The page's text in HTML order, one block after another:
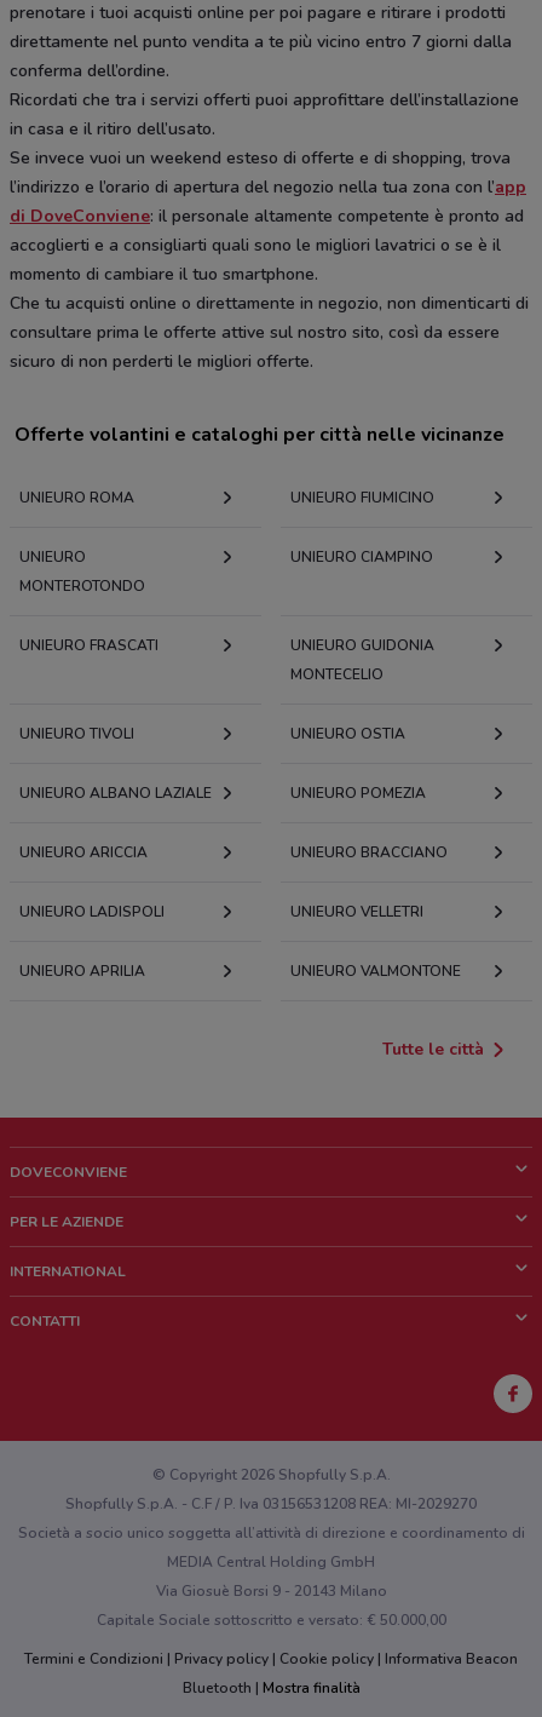
prenotare i tuoi acquisti online per poi pagare e ritirare i prodotti
direttamente nel punto vendita a te più vicino entro 7 giorni dalla
conferma dell’ordine.
Ricordati che tra i servizi offerti puoi approfittare dell’installazione
in casa e il ritiro dell’usato.
Se invece vuoi un weekend esteso di offerte e di shopping, trova
l’indirizzo e l’orario di apertura del negozio nella tua zona con l’app
di DoveConviene: il personale altamente competente è pronto ad
accoglierti e a consigliarti quali sono le migliori lavatrici o se è il
momento di cambiare il tuo smartphone.
Che tu acquisti online o direttamente in negozio, non dimenticarti di
consultare prima le offerte attive sul nostro sito, così da essere
sicuro di non perderti le migliori offerte.
Offerte volantini e cataloghi per città nelle vicinanze
UNIEURO ROMA UNIEURO FIUMICINO
UNIEURO
MONTEROTONDO
UNIEURO CIAMPINO
UNIEURO FRASCATI
UNIEURO GUIDONIA
MONTECELIO
UNIEURO TIVOLI UNIEURO OSTIA
UNIEURO ALBANO LAZIALE UNIEURO POMEZIA
UNIEURO ARICCIA UNIEURO BRACCIANO
UNIEURO LADISPOLI UNIEURO VELLETRI
UNIEURO APRILIA UNIEURO VALMONTONE
Tutte le città
DOVECONVIENE
Chi siamo
Lavora con noi
PER LE AZIENDE
Richieste commerciali e marketing
INTERNATIONAL
CONTATTI
Hai un malfunzionamento sul web o sull'app?
© Copyright 2026 Shopfully S.p.A.
Shopfully S.p.A. - C.F / P. Iva 03156531208 REA: MI-2029270
Società a socio unico soggetta all’attività di direzione e coordinamento di
MEDIA Central Holding GmbH
Via Giosuè Borsi 9 - 20143 Milano
Capitale Sociale sottoscritto e versato: € 50.000,00
Termini e Condizioni
Privacy policy Cookie policy
Informativa Beacon
Bluetooth
Mostra finalità